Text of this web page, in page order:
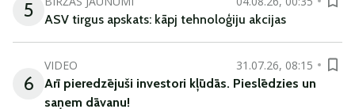
5
ASV tirgus apskats: kāpj tehnoloģiju akcijas
6
VIDEO
31.07.26, 08:15
Arī pieredzējuši investori kļūdās. Pieslēdzies un
saņem dāvanu!